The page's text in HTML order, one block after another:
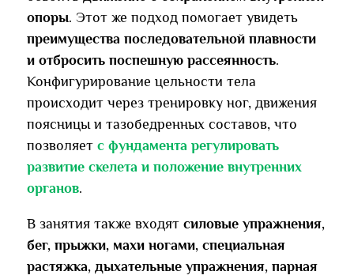
опоры. Этот же подход помогает увидеть
преимущества последовательной плавности
и отбросить поспешную рассеянность.
Конфигурирование цельности тела
происходит через тренировку ног, движения
поясницы и тазобедренных составов, что
позволяет с фундамента регулировать
развитие скелета и положение внутренних
органов.
В занятия также входят силовые упражнения,
бег, прыжки, махи ногами, специальная
растяжка, дыхательные упражнения, парная